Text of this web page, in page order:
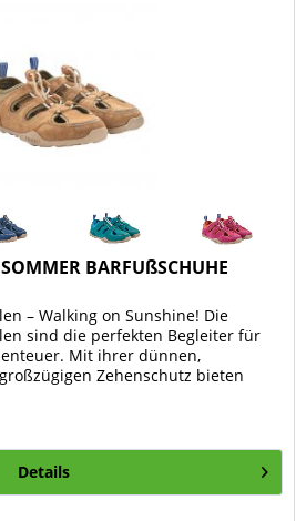
BARFUßSCHUHE
– Walking on Sunshine! Die
sind die perfekten Begleiter für
Mit ihrer dünnen,
Zehenschutz bieten
Details